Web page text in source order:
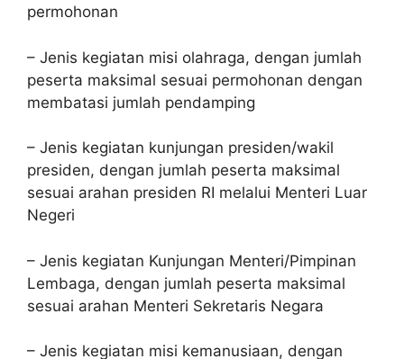
permohonan
– Jenis kegiatan misi olahraga, dengan jumlah
peserta maksimal sesuai permohonan dengan
membatasi jumlah pendamping
– Jenis kegiatan kunjungan presiden/wakil
presiden, dengan jumlah peserta maksimal
sesuai arahan presiden RI melalui Menteri Luar
Negeri
– Jenis kegiatan Kunjungan Menteri/Pimpinan
Lembaga, dengan jumlah peserta maksimal
sesuai arahan Menteri Sekretaris Negara
– Jenis kegiatan misi kemanusiaan, dengan